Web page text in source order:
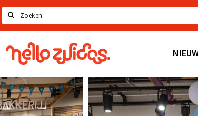
Zoeken
Hello
Zuidas